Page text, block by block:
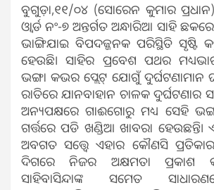
ବୁଗୁଡ଼ା,୧୧/୦୪ (ସୋରେନ କୁମାର
ଓ୍ବାର୍ଡ ନଂ-୭ ଅନ୍ତର୍ଗତ ଅନ୍ଧାରିଆ ସାହି
ଭାଙ୍ଗିଯାଇ ବିପଦଜ୍ଜନକ ପରିସ୍ଥିତି ସୃଷ୍ଟି
ହେଉଛି। ସାହିର ପ୍ରବେଶ ପଥର
ଭଙ୍ଗା କଭର ପ୍ଲେଟ୍ ଯୋଗୁଁ
ରାତିରେ ଯାନବାହାନ ଚାଳକ ଦୁର୍ଘଟଣାର
ଅନ୍ୟପକ୍ଷରେ ଗାଈଗୋରୁ ମଧ୍ୟ ସେହି
ଗର୍ତ୍ତରେ ପଡି ଖଣ୍ଡିଆ ଖାବରା ହେଉଛନ୍ତି।
ଅବଗତ ସତ୍ତ୍ବେ ଏହାର କୌଣସି
ଦିଗରେ ନିଜର ଅକ୍ଷମତା ପ୍ରକାଶ
ସାହିବାସିନ୍ଦାଙ୍କ ସମେତ